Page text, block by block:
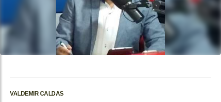
VALDEMIR CALDAS